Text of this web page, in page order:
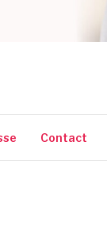
Contact